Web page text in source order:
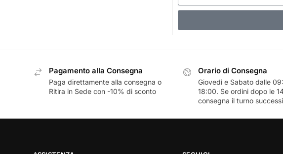
Pagamento alla Consegna
Paga direttamente alla consegna o
Ritira in Sede con -10% di sconto
Orario di Consegna
Giovedì e Sabato dalle
18:00. Se ordini dopo le
consegna il turno